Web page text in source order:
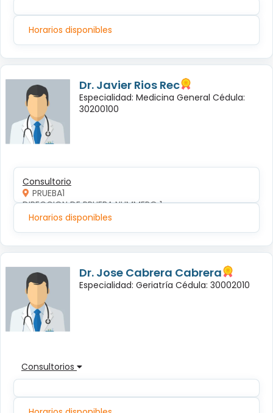
Horarios disponibles
Dr. Javier Rios Rec
Especialidad: Medicina General Cédula:
30200100
Consultorio
PRUEBA1
DIRECCION DE PRUEBA NUMMERO 1
Horarios disponibles
Dr. Jose Cabrera Cabrera
Especialidad: Geriatría Cédula: 30002010
Consultorios